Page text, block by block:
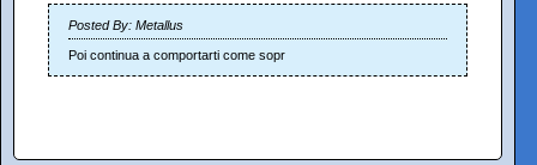
Posted By: Metallus
Poi continua a comportarti come sopr